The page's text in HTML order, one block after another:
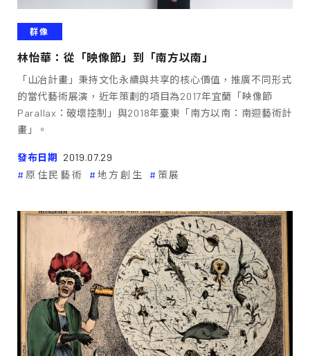
群像
林怡華：從「映像節」到「南方以南」
「山冶計畫」秉持文化永續與共享的核心價值，推廣不同形式
的當代藝術展演，近年策劃的項目為2017年宜蘭「映像節
Parallax：破壞控制」與2018年臺東「南方以南：南迴藝術計
畫」。
發布日期 2019.07.29
原住民藝術
地方創生 策展